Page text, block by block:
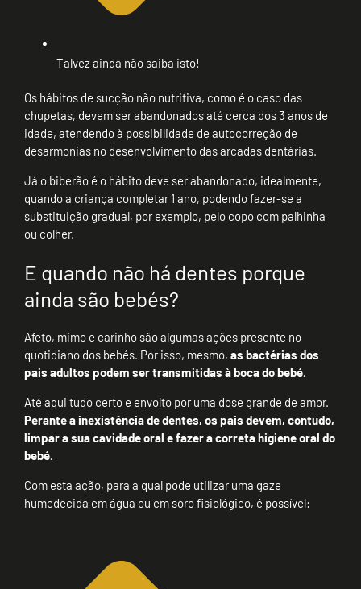
Talvez ainda não saiba isto!
Os hábitos de sucção não nutritiva, como é o caso das
chupetas, devem ser abandonados até cerca dos 3 anos de
idade, atendendo à possibilidade de autocorreção de
desarmonias no desenvolvimento das arcadas dentárias.
Já o biberão é o hábito deve ser abandonado, idealmente,
quando a criança completar 1 ano, podendo fazer-se a
substituição gradual, por exemplo, pelo copo com palhinha
ou colher.
E quando não há dentes porque
ainda são bebés?
Afeto, mimo e carinho são algumas ações presente no
quotidiano dos bebés. Por isso, mesmo, as bactérias dos
pais adultos podem ser transmitidas à boca do bebé.
Até aqui tudo certo e envolto por uma dose grande de amor.
Perante a inexistência de dentes, os pais devem, contudo,
limpar a sua cavidade oral e fazer a correta higiene oral do
bebé.
Com esta ação, para a qual pode utilizar uma gaze
humedecida em água ou em soro fisiológico, é possível: